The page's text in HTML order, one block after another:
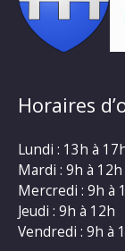
Horaires
Lundi : 13h à
Mardi : 9h à
Mercredi : 9h à
Jeudi : 9h à 12h
Vendredi : 9h à